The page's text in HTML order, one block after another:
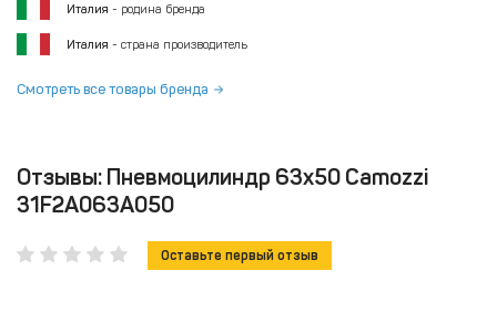
Италия - родина бренда
Италия - страна производитель
Смотреть все товары бренда
Отзывы: Пневмоцилиндр 63x50 Camozzi
31F2A063A050
Оставьте первый отзыв